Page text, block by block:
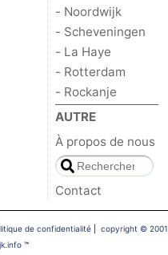
- Noordwijk
- Scheveningen
- La Haye
- Rotterdam
- Rockanje
AUTRE
À propos de nous
Contact
de confidentialité| copyright © 2001
™